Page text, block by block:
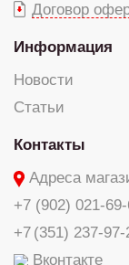
Договор
Информация
Новости
Статьи
Контакты
Адреса
+7 (902) 021-
+7 (351) 237-97-
Вконтакте